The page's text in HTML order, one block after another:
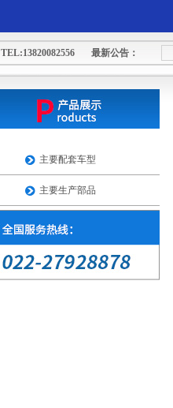
TEL:13820082556 最新公告：
主要配套车型
主要生产部品